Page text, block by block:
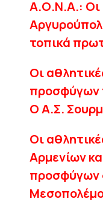
Α.Ο.Ν.Α.: Οι
τοπικά
Οι
προσφύγων
Ο Α.Σ.
Οι
Αρμενίων
προσφύγων